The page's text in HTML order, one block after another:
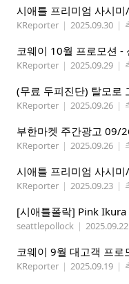
KReporter | 2025.09.30 |
코웨이 10월 프로모션 -
KReporter | 2025.09.29 |
(무료 두피진단) 탈모로
KReporter | 2025.09.26 |
부한마켓 주간광고 09/
KReporter | 2025.09.26 |
KReporter | 2025.09.23 |
[시애틀폴락] Pink Ikura
seattlepollock | 2025.09.22
코웨이 9월 대고객 프로
KReporter | 2025.09.19 |